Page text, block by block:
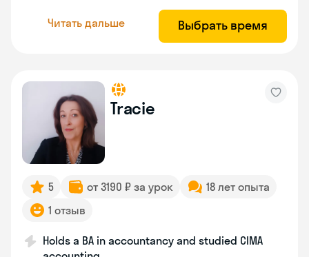
Читать дальше Выбрать время
Tracie
5 от 3190 ₽ за урок
18 лет опыта
1 отзыв
Holds a BA in accountancy and studied CIMA